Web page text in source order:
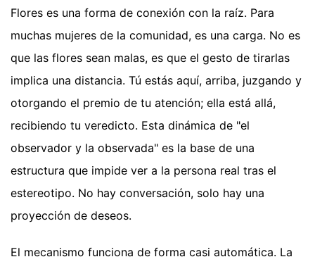
Flores es una forma de conexión con la raíz. Para
muchas mujeres de la comunidad, es una carga. No es
que las flores sean malas, es que el gesto de tirarlas
implica una distancia. Tú estás aquí, arriba, juzgando y
otorgando el premio de tu atención; ella está allá,
recibiendo tu veredicto. Esta dinámica de "el
observador y la observada" es la base de una
estructura que impide ver a la persona real tras el
estereotipo. No hay conversación, solo hay una
proyección de deseos.
El mecanismo funciona de forma casi automática. La